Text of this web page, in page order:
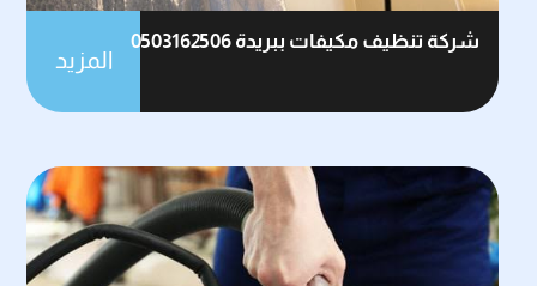
شركة تنظيف مكيفات ببريدة 0503162506
المزيد